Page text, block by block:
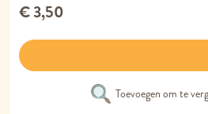
€ 3,50
Toevoegen om te